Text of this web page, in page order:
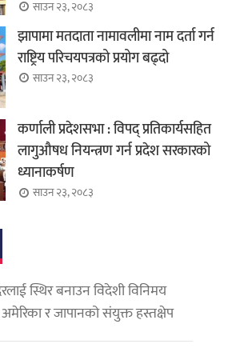
साउन २३, २०८३
झापामा मतदाता नामावलीमा नाम दर्ता गर्न
राष्ट्रिय परिचयपत्रको प्रयोग बढ्दो
साउन २३, २०८३
कर्णाली प्रदेशसभा : विपद् प्रतिकार्यसहित
लागुऔषध नियन्त्रण गर्न प्रदेश सरकारको
ध्यानाकर्षण
साउन २३, २०८३
स्थिर बनाउन विदेशी विनिमय
र जापानको संयुक्त हस्तक्षेप